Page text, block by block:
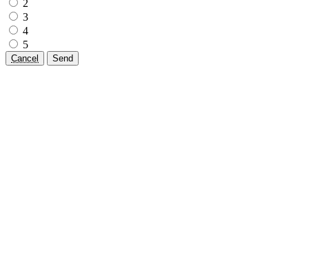
2
3
4
5
Cancel Send